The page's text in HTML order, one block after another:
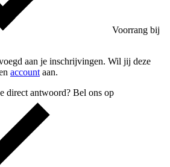
Voorrang bij
aan je inschrijvingen. Wil jij deze
account aan.
direct antwoord? Bel ons op